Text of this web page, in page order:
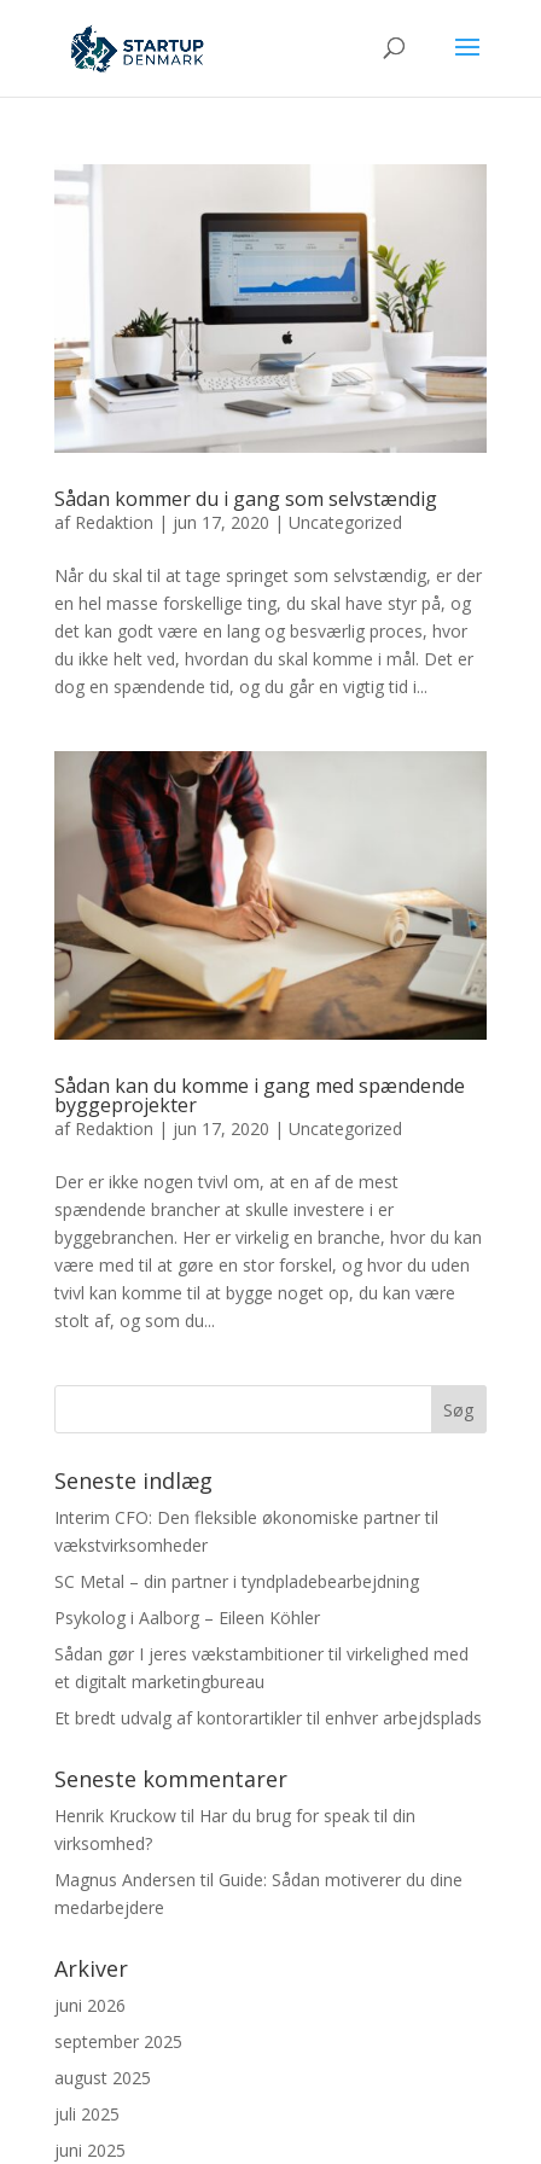
Sådan kommer du i gang som selvstændig
af Redaktion | jun 17, 2020 | Uncategorized
Når du skal til at tage springet som selvstændig, er der
en hel masse forskellige ting, du skal have styr på, og
det kan godt være en lang og besværlig proces, hvor
du ikke helt ved, hvordan du skal komme i mål. Det er
dog en spændende tid, og du går en vigtig tid i...
Sådan kan du komme i gang med spændende
byggeprojekter
af Redaktion | jun 17, 2020 | Uncategorized
Der er ikke nogen tvivl om, at en af de mest
spændende brancher at skulle investere i er
byggebranchen. Her er virkelig en branche, hvor du kan
være med til at gøre en stor forskel, og hvor du uden
tvivl kan komme til at bygge noget op, du kan være
stolt af, og som du...
Seneste indlæg
Interim CFO: Den fleksible økonomiske partner til
vækstvirksomheder
SC Metal – din partner i tyndpladebearbejdning
Psykolog i Aalborg – Eileen Köhler
Sådan gør I jeres vækstambitioner til virkelighed med
et digitalt marketingbureau
Et bredt udvalg af kontorartikler til enhver arbejdsplads
Seneste kommentarer
Henrik Kruckowtil Har du brug for speak til din
virksomhed?
Magnus Andersen til Guide: Sådan motiverer du dine
medarbejdere
Arkiver
juni 2026
september 2025
august 2025
juli 2025
juni 2025